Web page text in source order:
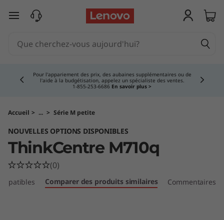
O
a
e
u
passer au contenu principal
Pour l'appariement des prix, des aubaines supplémentaires ou de
l'aide à la budgétisation, appelez un spécialiste des ventes.
1‑855‑253‑6686 En savoir plus >
Accueil > ... > Série M petite
NOUVELLES OPTIONS DISPONIBLES
ThinkCentre M710q
(0)
Comparer des produits similaires Commentaires